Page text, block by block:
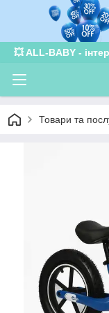
💥 ALL-BABY -
Товари та